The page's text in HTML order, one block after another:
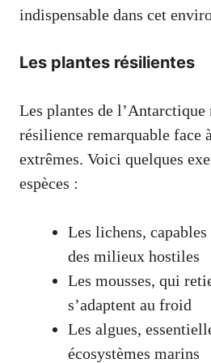
indispensable dans cet
Les plantes résilientes
Les plantes de l’Antarctique
résilience remarquable face
extrêmes. Voici quelques
espèces :
Les lichens,
des milieux hostiles
Les mousses, qui
s’adaptent au froid
Les algues,
écosystèmes marins